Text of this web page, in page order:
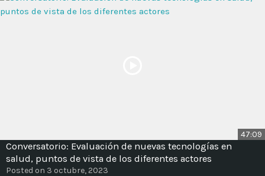
47:09
Conversatorio: Evaluación de nuevas tecnologías en
salud, puntos de vista de los diferentes actores
Posted on 3 octubre, 2023